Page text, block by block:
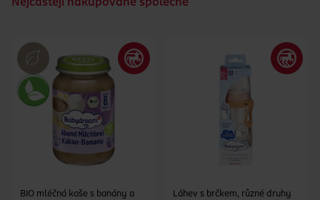
Nejčastějí nakupované společně
BIO mléčná kaše s banány a
Láhev s brčkem, různé druhy